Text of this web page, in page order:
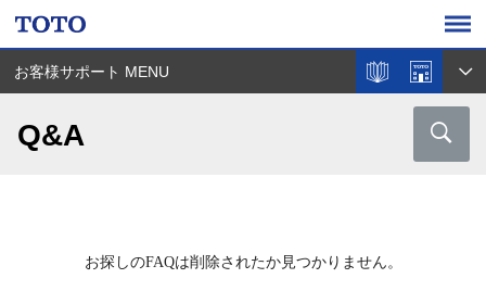
お客様サポート MENU
Q&A
お探しのFAQは削除されたか見つかりません。